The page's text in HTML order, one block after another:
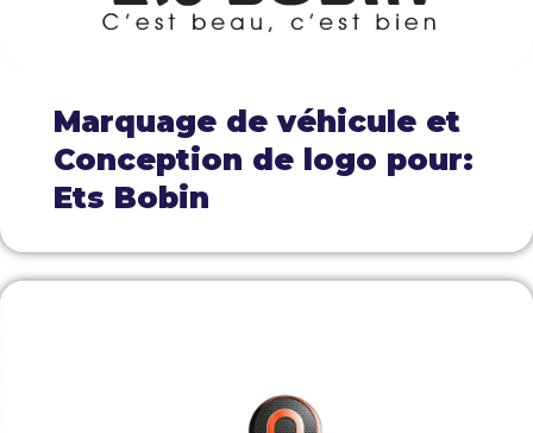
Marquage de véhicule et
Conception de logo pour:
Ets Bobin